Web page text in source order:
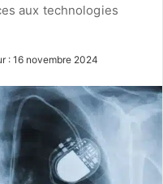
aux technologies
: 16 novembre 2024